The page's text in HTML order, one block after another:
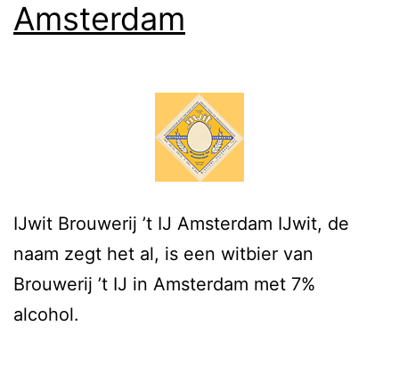
Amsterdam
IJwit Brouwerij ’t IJ Amsterdam IJwit, de
naam zegt het al, is een witbier van
Brouwerij ’t IJ in Amsterdam met 7%
alcohol.